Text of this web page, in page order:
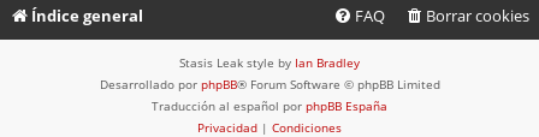
Índice general Borrar cookies
FAQ
Stasis Leak style by Ian Bradley
Desarrollado por phpBB® Forum Software © phpBB Limited
Traducción al español por phpBB España
Privacidad | Condiciones